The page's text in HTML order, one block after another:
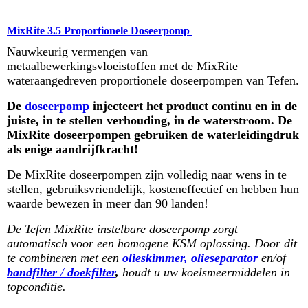
MixRite 3.5 Proportionele Doseerpomp
Nauwkeurig vermengen van
metaalbewerkingsvloeistoffen met de MixRite
wateraangedreven proportionele doseerpompen van Tefen.
De doseerpomp injecteert het product continu en in de
juiste, in te stellen verhouding, in de waterstroom. De
MixRite doseerpompen gebruiken de waterleidingdruk
als enige aandrijfkracht!
De MixRite doseerpompen zijn volledig naar wens in te
stellen, gebruiksvriendelijk, kosteneffectief en hebben hun
waarde bewezen in meer dan 90 landen!
De Tefen MixRite instelbare doseerpomp zorgt
automatisch voor een homogene KSM oplossing. Door dit
te combineren met een olieskimmer, olieseparator en/of
bandfilter /doekfilter, houdt u uw koelsmeermiddelen in
topconditie.